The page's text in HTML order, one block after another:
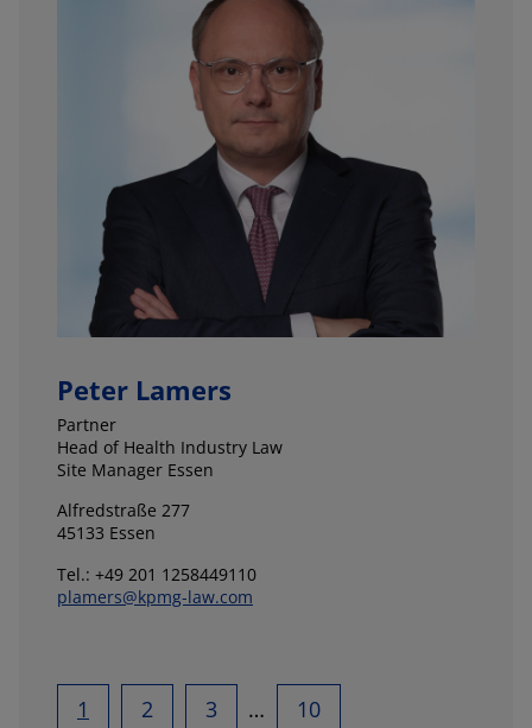
Peter Lamers
Partner
Head of Health Industry Law
Site Manager Essen
Alfredstraße 277
45133 Essen
Tel.: +49 201 1258449110
plamers@kpmg-law.com
1 2 3 … 10